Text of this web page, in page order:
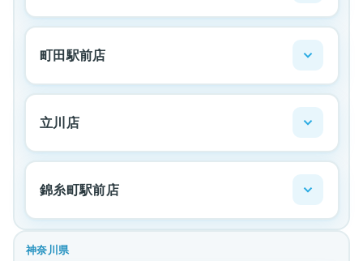
町田駅前店
立川店
錦糸町駅前店
神奈川県